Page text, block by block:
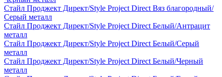
Стайл Проджект Директ/Style Project Direct Вяз благородный/
Серый металл
Стайл Проджект Директ/Style Project Direct Белый/Антрацит
металл
Стайл Проджект Директ/Style Project Direct Белый/Серый
металл
Стайл Проджект Директ/Style Project Direct Белый/Черный
металл